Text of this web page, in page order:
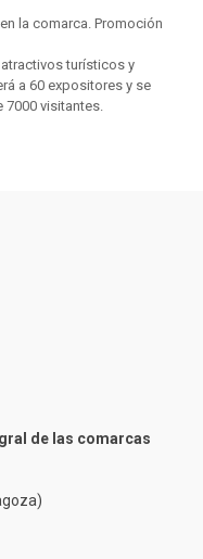
la comarca. Promoción
turísticos y
a 60 expositores y se
7000 visitantes.
de las comarcas